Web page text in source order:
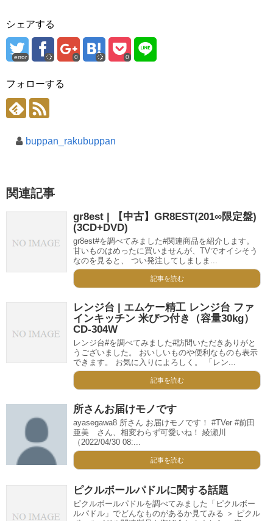
シェアする
error 0 0
フォローする
buppan_rakubuppan
関連記事
gr8est | 【中古】GR8EST(201∞限定盤)
(3CD+DVD)
gr8est#を調べてみました#関連商品を紹介します。
甘いものはめったに買いませんが、TVでオイシそう
なのを見ると、 つい発注してしましま...
記事を読む
レンジ台 | エムケー精工 レンジ台 ファ
インキッチン 米びつ付き（容量30kg）
CD-304W
レンジ台#を調べてみました#訪問いただきありがと
うございました。 おいしいものや便利なものも表示
できます。 お気に入りによろしく。 「レン...
記事を読む
所さんお届けモノです
ayasegawa8 所さん お届けモノです！ #TVer #前田
亜美 さん、相変わらず可愛いね！ 綾瀬川
（2022/04/30 08:...
記事を読む
ピクルボールパドルに関する話題
ピクルボールパドルを調べてみました「ピクルボー
ルパドル」でどんなものがあるか見てみる ＞ ピクル